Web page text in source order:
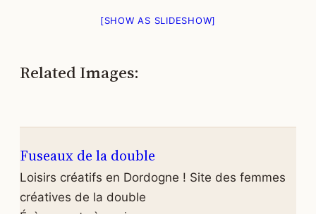
[SHOW AS SLIDESHOW]
Related Images:
Fuseaux de la double
Loisirs créatifs en Dordogne ! Site des femmes
créatives de la double